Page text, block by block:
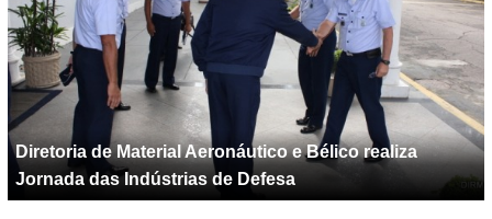
Diretoria de Material Aeronáutico e Bélico realiza
Jornada das Indústrias de Defesa